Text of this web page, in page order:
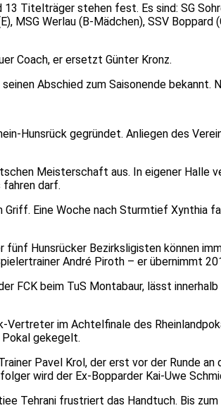
Titelträger stehen fest. Es sind: SG
MSG Werlau (B-Mädchen), SSV
Coach, er ersetzt Günter Kronz.
Abschied zum Saisonende
Hunsrück gegründet. Anliegen des
Meisterschaft aus. In eigener Halle
fahren darf.
Eine Woche nach Sturmtief Xynthia
Hunsrücker Bezirksligisten können
André Piroth – er übernimmt
FCK beim TuS Montabaur, lässt
im Achtelfinale des
Pokal gekegelt.
Pavel Krol, der erst vor der Runde
wird der Ex-Bopparder Kai-Uwe
Tehrani frustriert das Handtuch. Bis